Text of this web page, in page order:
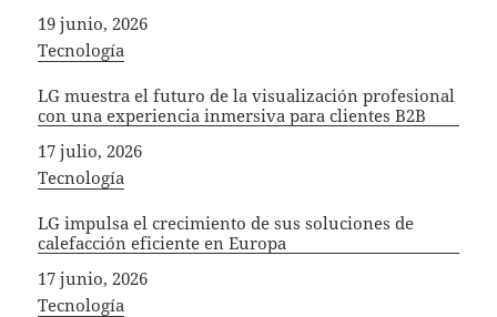
Fecha
19 junio, 2026
In relation to
Tecnología
LG muestra el futuro de la visualización profesional
con una experiencia inmersiva para clientes B2B
Fecha
17 julio, 2026
In relation to
Tecnología
LG impulsa el crecimiento de sus soluciones de
calefacción eficiente en Europa
Fecha
17 junio, 2026
In relation to
Tecnología